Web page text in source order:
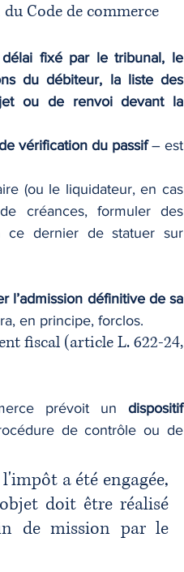
Code de commerce
fixé par le tribunal, le
du débiteur, la liste des
ou de renvoi devant la
vérification du passif – est
(ou le liquidateur, en cas
créances, formuler des
ce dernier de statuer sur
l’admission définitive de sa
en principe, forclos.
fiscal (article L. 622-24,
prévoit un dispositif
de contrôle ou de
a été engagée,
doit être réalisé
de mission par le